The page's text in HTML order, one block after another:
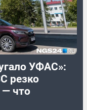
УФАС»:
резко
— что